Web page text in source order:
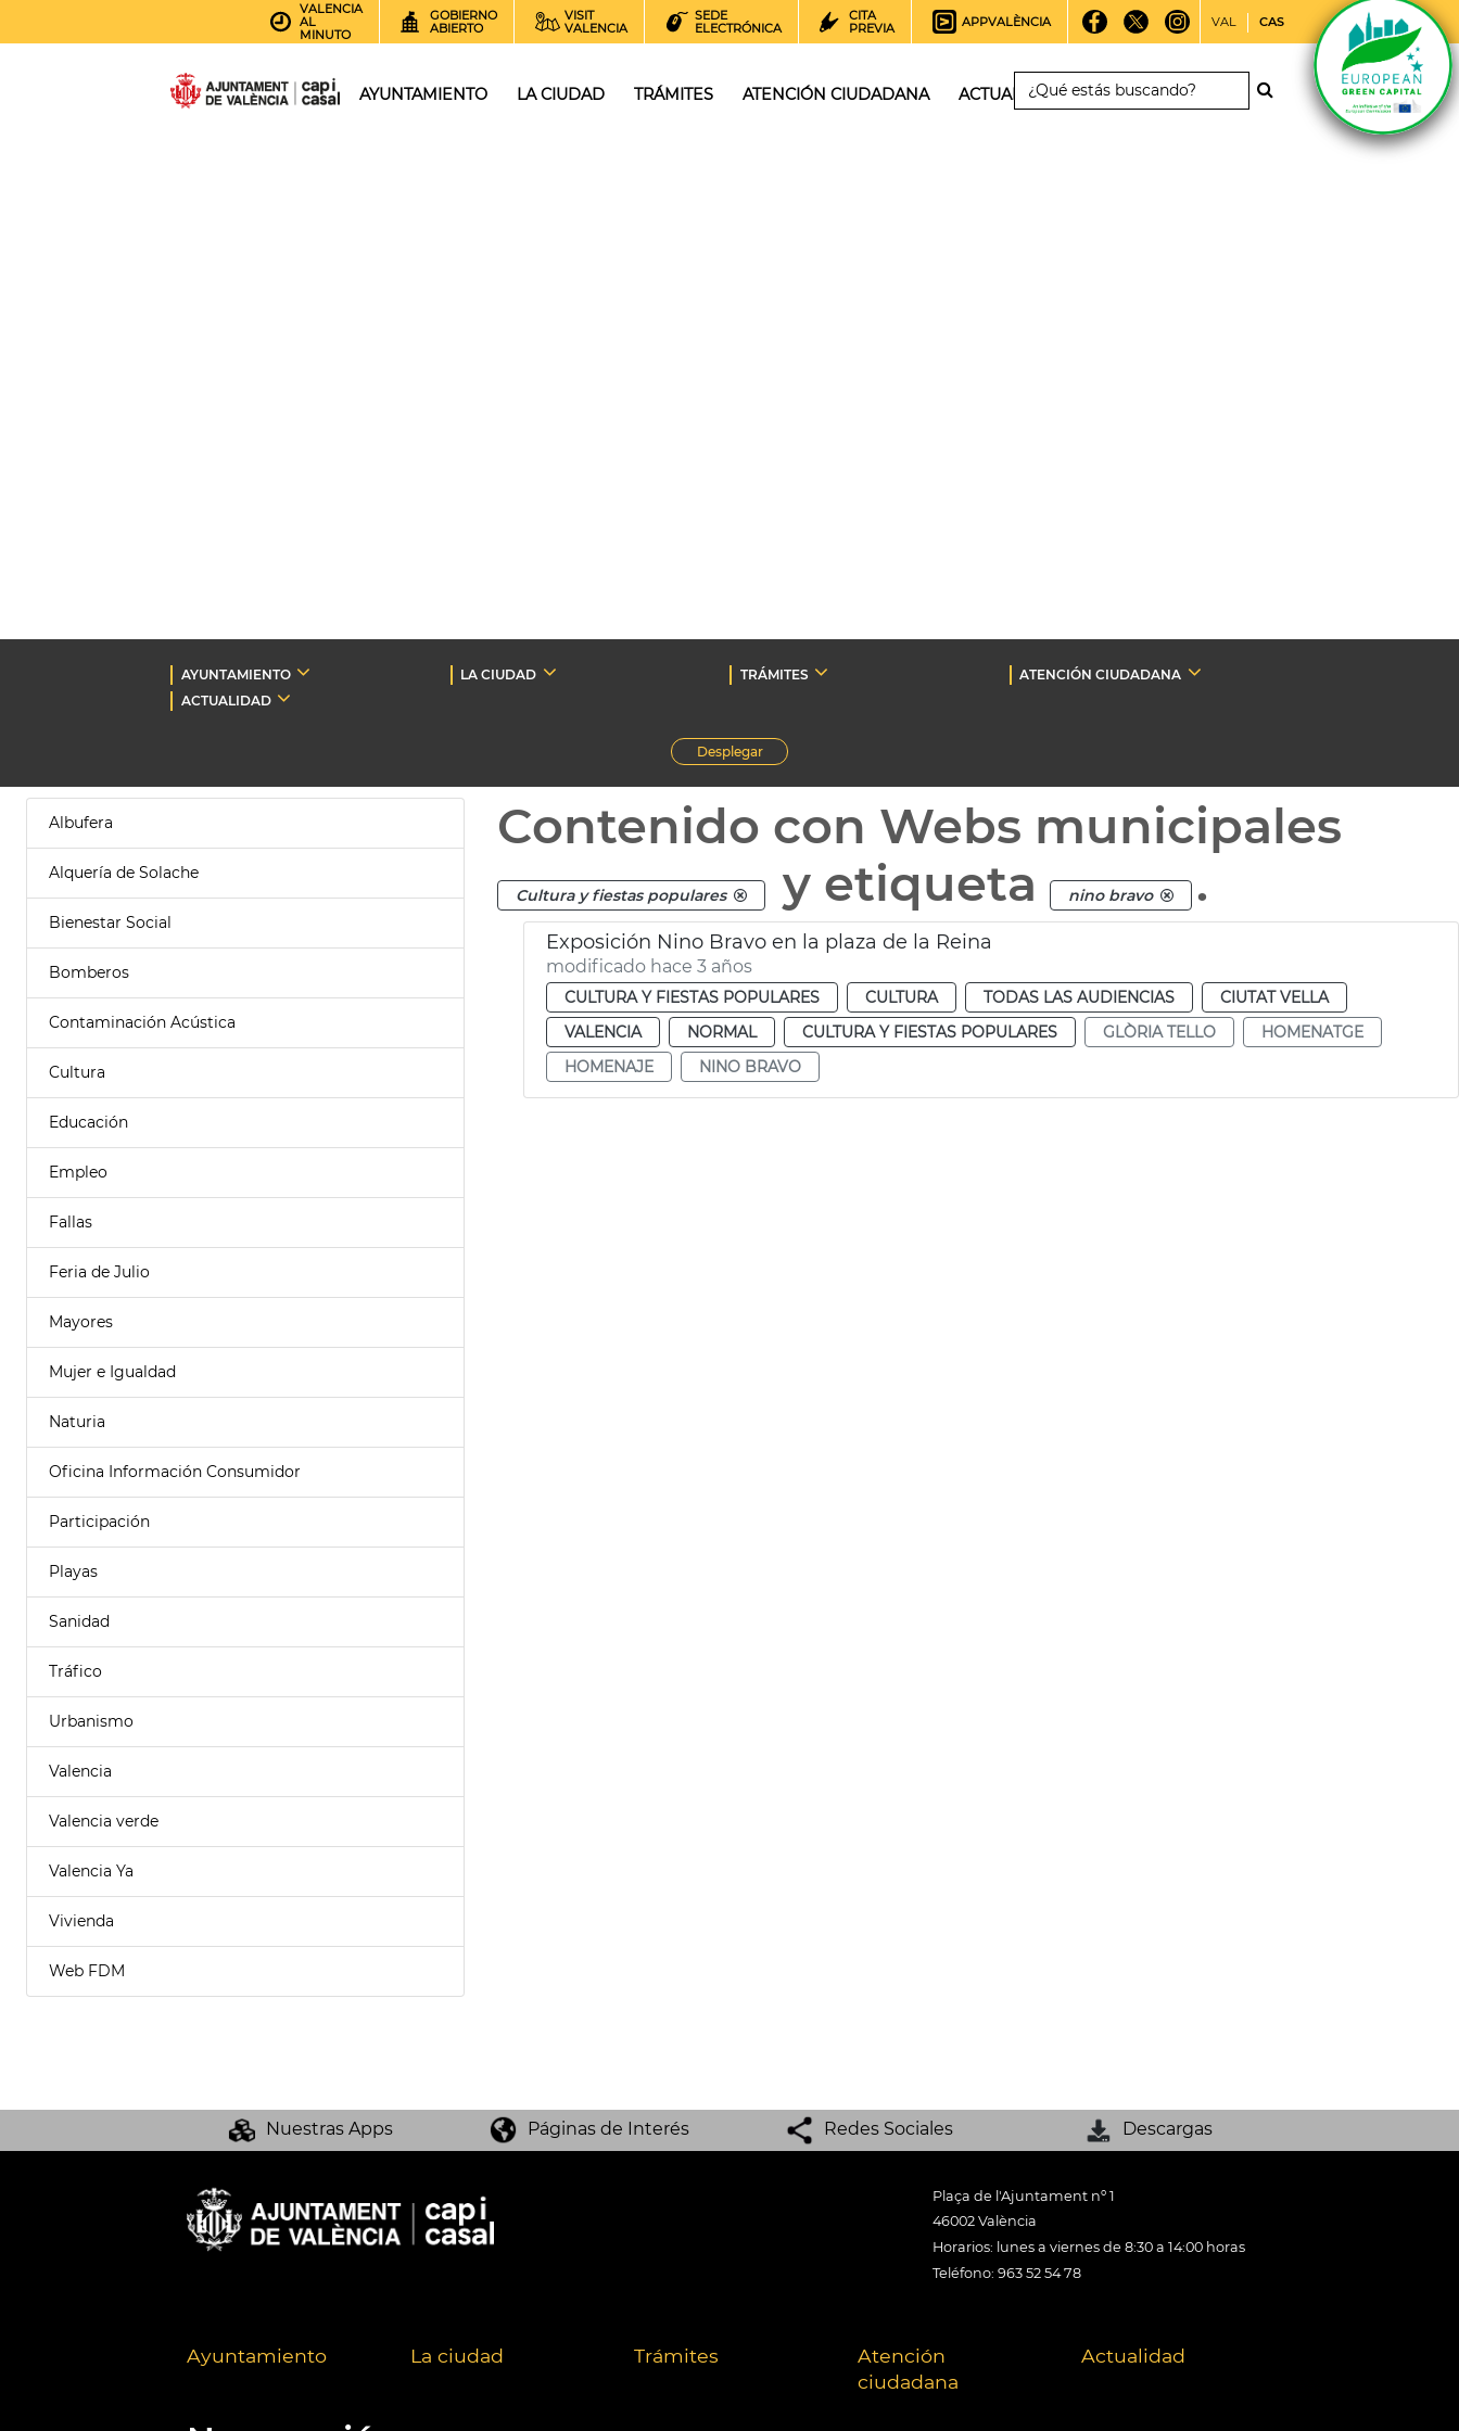
VALENCIA
AL
MINUTO
GOBIERNO
ABIERTO
VISIT
VALENCIA
SEDE
ELECTRÓNICA
CITA
PREVIA
APPVALÈNCIA VAL CAS
AYUNTAMIENTO LA CIUDAD TRÁMITES ATENCIÓN CIUDADANA ACTUALIDAD
AYUNTAMIENTO LA CIUDAD TRÁMITES
ATENCIÓN CIUDADANA
ACTUALIDAD
Desplegar
Albufera
Alquería de Solache
Bienestar Social
Bomberos
Contaminación Acústica
Cultura
Educación
Empleo
Fallas
Feria de Julio
Mayores
Mujer e Igualdad
Naturia
Oficina Información Consumidor
Participación
Playas
Sanidad
Tráfico
Urbanismo
Valencia
Valencia verde
Valencia Ya
Vivienda
Web FDM
Contenido con Webs municipales
Cultura y fiestas populares y etiqueta nino bravo .
Exposición Nino Bravo en la plaza de la Reina
modificado hace 3 años
CULTURA Y FIESTAS POPULARES CULTURA TODAS LAS AUDIENCIAS
CIUTAT VELLA
VALENCIA
NORMAL CULTURA Y FIESTAS POPULARES GLÒRIA TELLO
HOMENATGE
HOMENAJE
NINO BRAVO
Nuestras Apps Páginas de Interés Redes Sociales Descargas
Plaça de l'Ajuntament nº 1
46002 València
Horarios: lunes a viernes de 8:30 a 14:00 horas
Teléfono: 963 52 54 78
Ayuntamiento La ciudad Trámites
Atención
ciudadana
Actualidad